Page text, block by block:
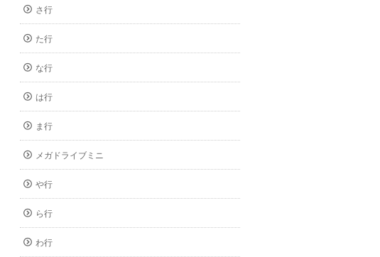
さ行
た行
な行
は行
ま行
メガドライブミニ
や行
ら行
わ行